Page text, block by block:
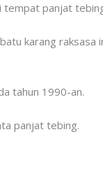
tempat panjat
karang raksasa
tahun 1990-an.
panjat tebing.